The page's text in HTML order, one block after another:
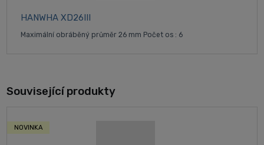
HANWHA XD26III
Maximální obráběný průměr 26 mm Počet os : 6
Související produkty
NOVINKA